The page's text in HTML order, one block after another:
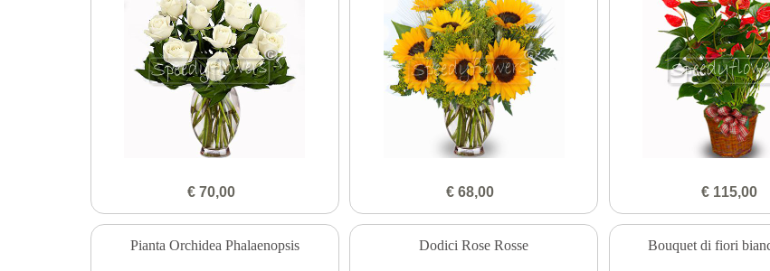
€ 70,00 € 68,00 € 115,00
Pianta Orchidea Phalaenopsis Dodici Rose Rosse Bouquet di fiori